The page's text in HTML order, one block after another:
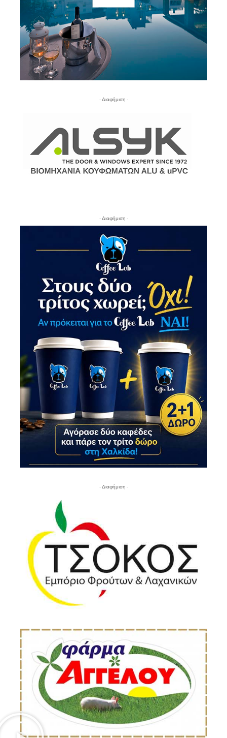
- Διαφήμιση -
- Διαφήμιση -
- Διαφήμιση -